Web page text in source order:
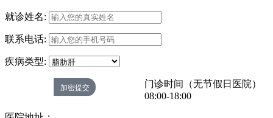
就诊姓名:
联系电话:
疾病类型:
门诊时间（无节假日医院）
08:00-18:00